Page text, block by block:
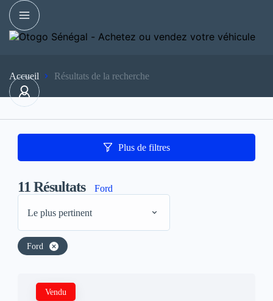
Accueil Résultats de la recherche
Plus de filtres
11 Résultats Ford
Le plus pertinent
Ford
Vendu